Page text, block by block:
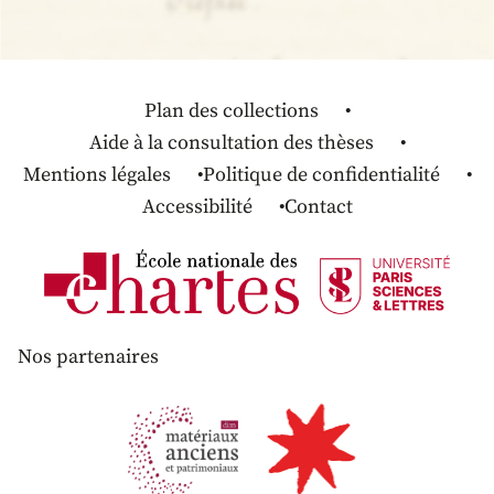
Plan des collections
Aide à la consultation des thèses
Mentions légales
Politique de confidentialité
Accessibilité
Contact
Nos partenaires